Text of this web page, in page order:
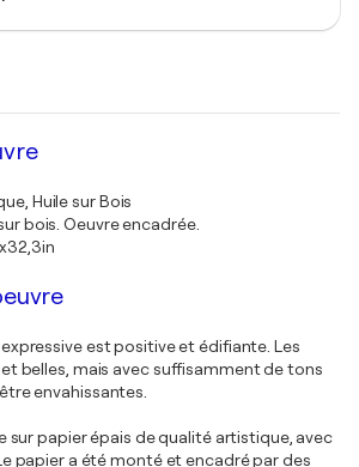
Huile sur Bois
bois. Oeuvre encadrée.
est positive et édifiante. Les
belles, mais avec suffisamment de tons
envahissantes.
sur papier épais de qualité artistique, avec
papier a été monté et encadré par des